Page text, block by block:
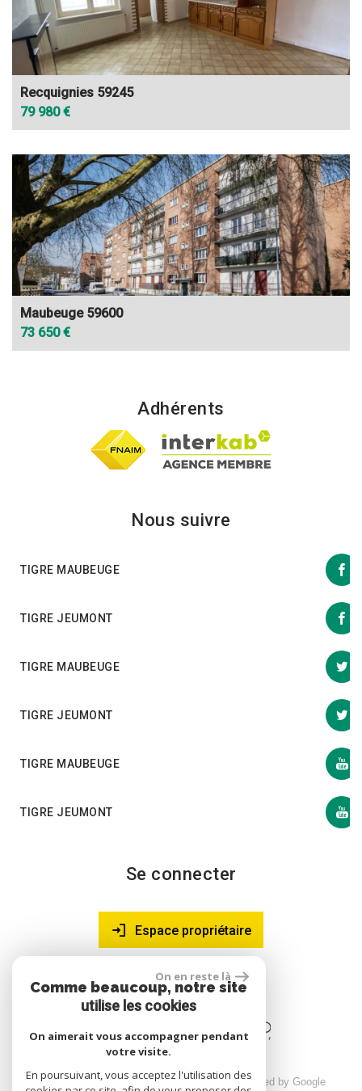
Recquignies 59245
79 980 €
Maubeuge 59600
73 650 €
Adhérents
Nous suivre
TIGRE MAUBEUGE
TIGRE JEUMONT
TIGRE MAUBEUGE
TIGRE JEUMONT
TIGRE MAUBEUGE
TIGRE JEUMONT
Se connecter
Espace propriétaire
site réalisé par
© 2026 | Tous droits réservés | Traduction powered by Google
On en reste là
Comme beaucoup, notre site
utilise les cookies
On aimerait vous accompagner pendant
votre visite.
En poursuivant, vous acceptez l'utilisation des